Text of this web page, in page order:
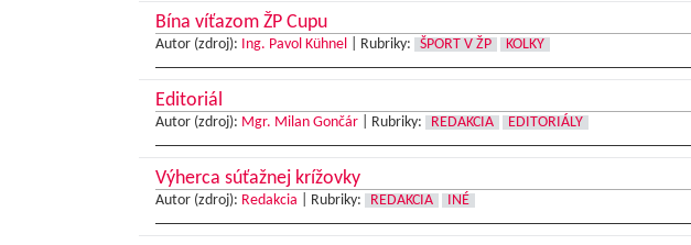
Bína víťazom ŽP Cupu
Autor (zdroj): Ing. Pavol Kühnel Rubriky: ŠPORT V ŽP KOLKY
Editoriál
Autor (zdroj): Mgr. Milan Gončár| Rubriky: REDAKCIA EDITORIÁLY
Výherca súťažnej krížovky
Autor (zdroj): Redakcia Rubriky: REDAKCIA INÉ